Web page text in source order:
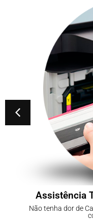
Assistência
Não tenha dor de